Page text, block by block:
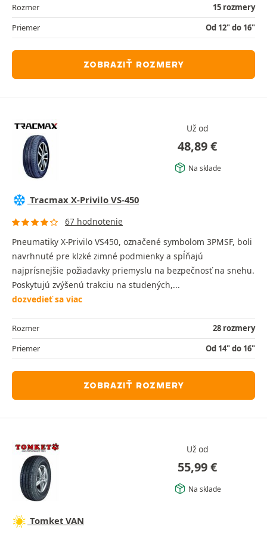
Rozmer
15 rozmery
Priemer
Od 12" do 16"
ZOBRAZIŤ ROZMERY
Už od
48,89€
Na sklade
Tracmax X-Privilo VS-450
67 hodnotenie
Pneumatiky X-Privilo VS450, označené symbolom 3PMSF, boli
navrhnuté pre klzké zimné podmienky a spĺňajú
najprísnejšie požiadavky priemyslu na bezpečnosť na snehu.
Poskytujú zvýšenú trakciu na studených,...
dozvedieť sa viac
Rozmer
28 rozmery
Priemer
Od 14" do 16"
ZOBRAZIŤ ROZMERY
Už od
55,99€
Na sklade
Tomket VAN